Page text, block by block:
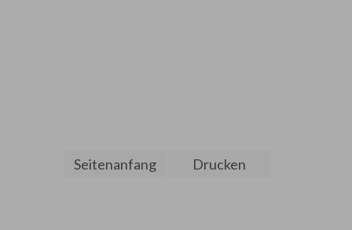
Seitenanfang Drucken